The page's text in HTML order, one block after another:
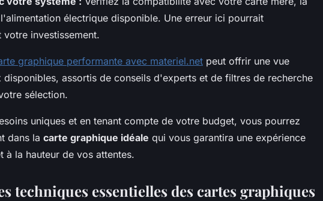
électrique disponible. Une erreur ici pourrait
investissement.
graphique performante avec materiel.net peut offrir une vue
assortis de conseils d'experts et de filtres de recherche
sélection.
uniques et en tenant compte de votre budget, vous pourrez
dans la carte graphique idéale qui vous garantira une expérience
à la hauteur de vos attentes.
techniques essentielles des cartes graphiques